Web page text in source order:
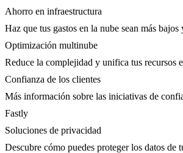
Ahorro en infraestructura
Haz que tus gastos en la nube sean más bajos
Optimización multinube
Reduce la complejidad y unifica tus recursos
Confianza de los clientes
Más información sobre las iniciativas de
Fastly
Soluciones de privacidad
Descubre cómo puedes proteger los datos de